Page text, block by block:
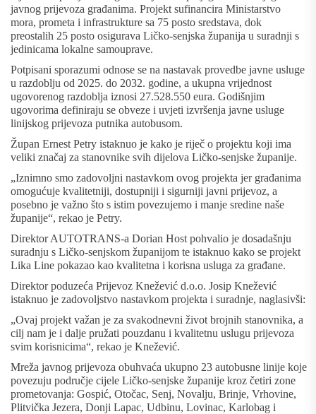
javnog prijevoza građanima. Projekt sufinancira Ministarstvo
mora, prometa i infrastrukture sa 75 posto sredstava, dok
preostalih 25 posto osigurava Ličko-senjska županija u suradnji s
jedinicama lokalne samouprave.
Potpisani sporazumi odnose se na nastavak provedbe javne usluge
u razdoblju od 2025. do 2032. godine, a ukupna vrijednost
ugovorenog razdoblja iznosi 27.528.550 eura. Godišnjim
ugovorima definiraju se obveze i uvjeti izvršenja javne usluge
linijskog prijevoza putnika autobusom.
Župan Ernest Petry istaknuo je kako je riječ o projektu koji ima
veliki značaj za stanovnike svih dijelova Ličko-senjske županije.
„Iznimno smo zadovoljni nastavkom ovog projekta jer građanima
omogućuje kvalitetniji, dostupniji i sigurniji javni prijevoz, a
posebno je važno što s istim povezujemo i manje sredine naše
županije“, rekao je Petry.
Direktor AUTOTRANS-a Dorian Host pohvalio je dosadašnju
suradnju s Ličko-senjskom županijom te istaknuo kako se projekt
Lika Line pokazao kao kvalitetna i korisna usluga za građane.
Direktor poduzeća Prijevoz Knežević d.o.o. Josip Knežević
istaknuo je zadovoljstvo nastavkom projekta i suradnje, naglasivši:
„Ovaj projekt važan je za svakodnevni život brojnih stanovnika, a
cilj nam je i dalje pružati pouzdanu i kvalitetnu uslugu prijevoza
svim korisnicima“, rekao je Knežević.
Mreža javnog prijevoza obuhvaća ukupno 23 autobusne linije koje
povezuju područje cijele Ličko-senjske županije kroz četiri zone
prometovanja: Gospić, Otočac, Senj, Novalju, Brinje, Vrhovine,
Plitvička Jezera, Donji Lapac, Udbinu, Lovinac, Karlobag i